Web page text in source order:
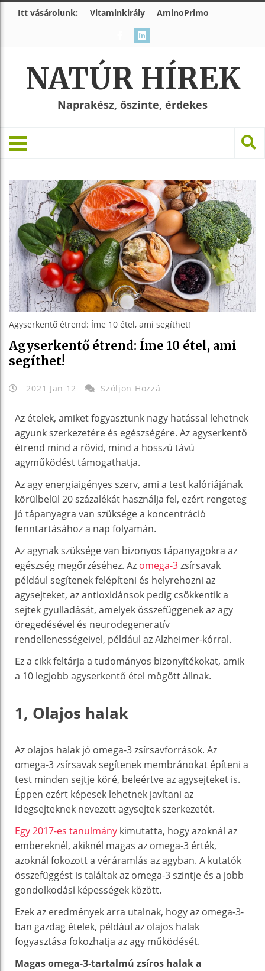
Itt vásárolunk: Vitaminkirály AminoPrimo
NATÚR HÍREK
Naprakész, őszinte, érdekes
Agyserkentő étrend: Íme 10 étel, ami segíthet!
Agyserkentő étrend: Íme 10 étel, ami
segíthet!
2021 Jan 12 Szóljon Hozzá
Az ételek, amiket fogyasztunk nagy hatással lehetnek
agyunk szerkezetére és egészségére. Az agyserkentő
étrend mind a rövid, mind a hosszú távú
agyműködést támogathatja.
Az agy energiaigényes szerv, ami a test kalóriájának
körülbelül 20 százalékát használja fel, ezért rengeteg
jó tápanyagra van szüksége a koncentráció
fenntartásához a nap folyamán.
Az agynak szüksége van bizonyos tápanyagokra az
egészség megőrzéséhez. Az omega-3zsírsavak
például segítenek felépíteni és helyrehozni az
agysejteket, az antioxidánsok pedig csökkentik a
sejtek gyulladását, amelyek összefüggenek az agy
öregedésével és neurodegeneratív
rendellenességeivel, például az Alzheimer-kórral.
Ez a cikk feltárja a tudományos bizonyítékokat, amik
a 10 legjobb agyserkentő étel mögött állnak.
1, Olajos halak
Az olajos halak jó omega-3 zsírsavforrások. Az
omega-3 zsírsavak segítenek membránokat építeni a
test minden sejtje köré, beleértve az agysejteket is.
Éppen ezért képesek lehetnek javítani az
idegsejteknek nevezett agysejtek szerkezetét.
Egy 2017-es tanulmány kimutatta, hogy azoknál az
embereknél, akiknél magas az omega-3 érték,
azoknál fokozott a véráramlás az agyban. A kutatók
összefüggést is találtak az omega-3 szintje és a jobb
gondolkodási képességek között.
Ezek az eredmények arra utalnak, hogy az omega-3-
ban gazdag ételek, például az olajos halak
fogyasztása fokozhatja az agy működését.
Magas omega-3-tartalmú zsíros halak a